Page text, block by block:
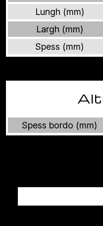
Lungh (mm)
Largh (mm)
Spess (mm)
Spess bordo (mm)
Altri